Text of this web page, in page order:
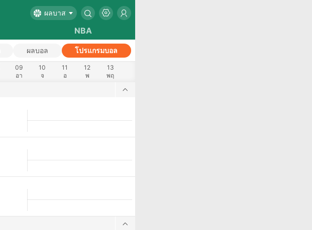
ผลบาส
NBA
ผลบอล โปรแกรมบอล
09
อา
10
จ
11
อ
12
พ
13
พฤ